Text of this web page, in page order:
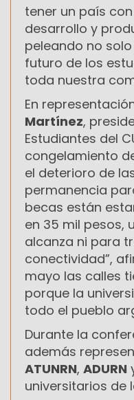
tener un país
desarrollo y
peleando no
futuro de los
toda nuestra
En
Martínez,
Estudiantes del
congelamiento
el deterioro de
permanencia
becas están
en 35 mil pesos,
alcanza ni para
conectividad”,
mayo las calles
porque la
todo el pueblo
Durante la
además
ATUNRN, ADURN
universitarios de